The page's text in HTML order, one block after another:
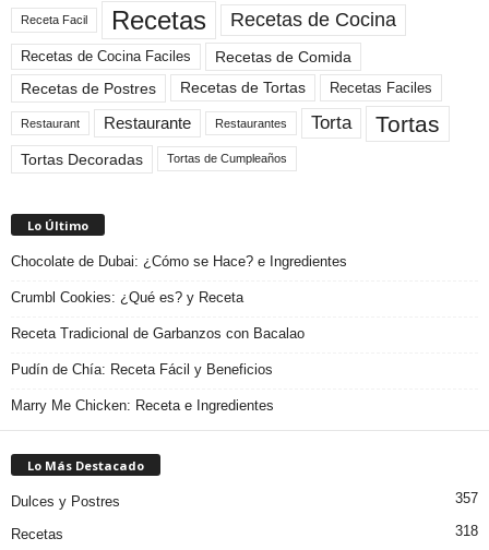
Receta Facil Recetas Recetas de Cocina
Recetas de Cocina Faciles
Recetas de Comida
Recetas de Postres
Recetas de Tortas Recetas Faciles
Restaurant Restaurante Restaurantes Torta Tortas
Tortas Decoradas Tortas de Cumpleaños
Lo Último
Chocolate de Dubai: ¿Cómo se Hace? e Ingredientes
Crumbl Cookies: ¿Qué es? y Receta
Receta Tradicional de Garbanzos con Bacalao
Pudín de Chía: Receta Fácil y Beneficios
Marry Me Chicken: Receta e Ingredientes
Lo Más Destacado
Dulces y Postres 357
Recetas 318